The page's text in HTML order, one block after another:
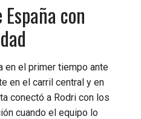
con
en el primer tiempo ante
en el carril central y en
conectó a Rodri con los
cuando el equipo lo